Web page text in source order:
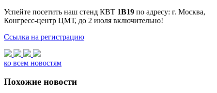
Успейте посетить наш стенд КВТ 1В19 по адресу: г. Москва,
Конгресс-центр ЦМТ, до 2 июля включительно!
Ссылка на регистрацию
ко всем новостям
Похожие новости